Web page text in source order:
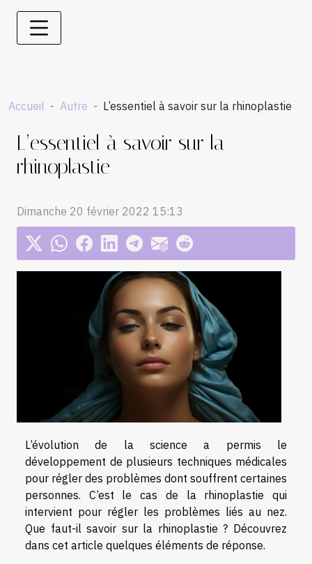
Accueil Autre L’essentiel à savoir sur la rhinoplastie
L’essentiel à savoir sur la
rhinoplastie
Dimanche 20 février 2022 15:13
L’évolution de la science a permis le
développement de plusieurs techniques médicales
pour régler des problèmes dont souffrent certaines
personnes. C’est le cas de la rhinoplastie qui
intervient pour régler les problèmes liés au nez.
Que faut-il savoir sur la rhinoplastie ? Découvrez
dans cet article quelques éléments de réponse.